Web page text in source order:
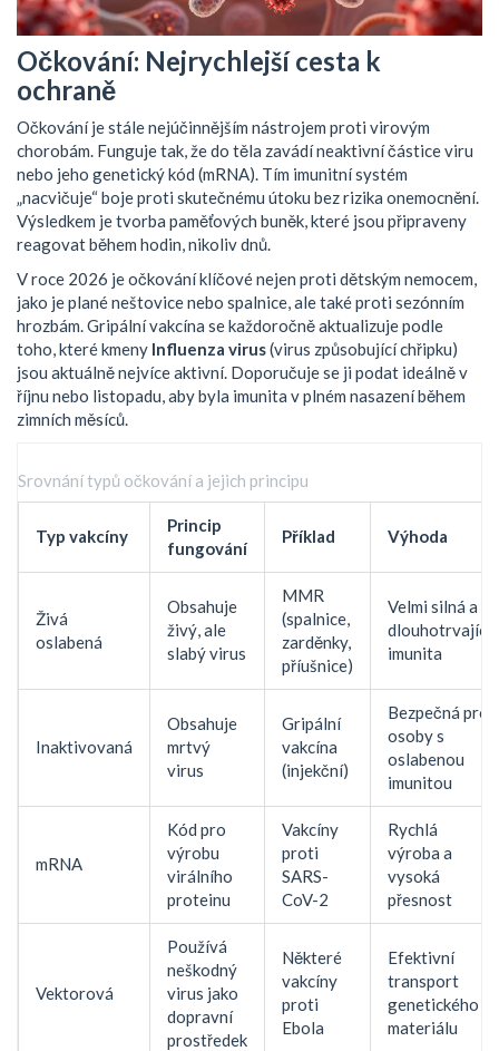
Očkování: Nejrychlejší cesta k
ochraně
Očkování je stále nejúčinnějším nástrojem proti virovým
chorobám. Funguje tak, že do těla zavádí neaktivní částice viru
nebo jeho genetický kód (mRNA). Tím imunitní systém
„nacvičuje“ boje proti skutečnému útoku bez rizika onemocnění.
Výsledkem je tvorba paměťových buněk, které jsou připraveny
reagovat během hodin, nikoliv dnů.
V roce 2026 je očkování klíčové nejen proti dětským nemocem,
jako je plané neštovice nebo spalnice, ale také proti sezónním
hrozbám. Gripální vakcína se každoročně aktualizuje podle
toho, které kmeny Influenza virus(virus způsobující chřipku)
jsou aktuálně nejvíce aktivní. Doporučuje se ji podat ideálně v
říjnu nebo listopadu, aby byla imunita v plném nasazení během
zimních měsíců.
Srovnání typů očkování a jejich principu
Typ vakcíny
Princip
fungování
Příklad Výhoda
Živá
oslabená
Obsahuje
živý, ale
slabý virus
MMR
(spalnice,
zarděnky,
příušnice)
Velmi silná a
dlouhotrvající
imunita
Inaktivovaná
Obsahuje
mrtvý
virus
Gripální
vakcína
(injekční)
Bezpečná pro
osoby s
oslabenou
imunitou
mRNA
Kód pro
výrobu
virálního
proteinu
Vakcíny
proti
SARS-
CoV-2
Rychlá
výroba a
vysoká
přesnost
Vektorová
Používá
neškodný
virus jako
dopravní
prostředek
Některé
vakcíny
proti
Ebola
Efektivní
transport
genetického
materiálu